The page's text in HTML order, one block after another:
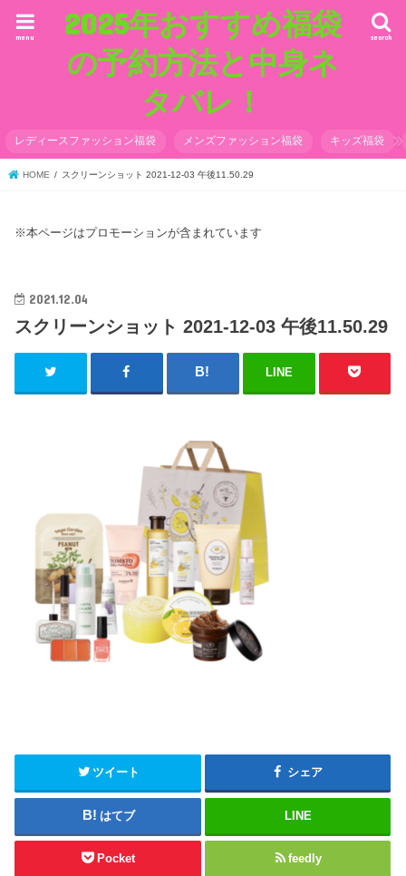
2025年おすすめ福袋
の予約方法と中身ネ
タバレ！
search
menu
レディースファッション福袋 メンズファッション福袋 キッズ福袋
HOME スクリーンショット 2021-12-03 午後11.50.29
※本ページはプロモーションが含まれています
2021.12.04
スクリーンショット 2021-12-03 午後11.50.29
LINE
ツイート シェア
はてブ LINE
Pocket feedly